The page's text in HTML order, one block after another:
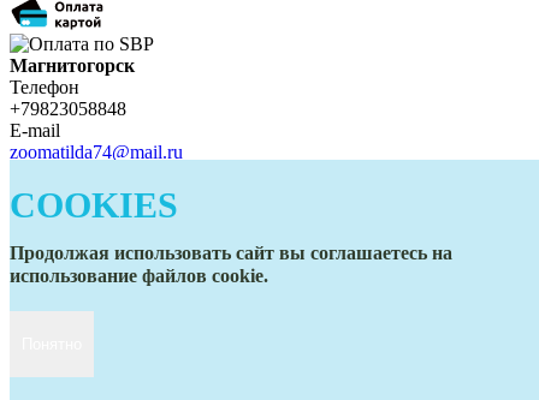
Магнитогорск
Телефон
+79823058848
E-mail
zoomatilda74@mail.ru
Телефон
+79823058848
zoomatilda74@mail.ru
COOKIES
Продолжая использовать сайт вы соглашаетесь на
использование файлов cookie.